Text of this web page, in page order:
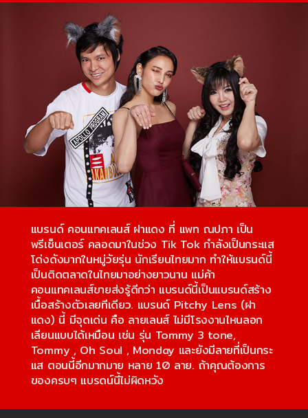
แบรนด์ คอนแทคเลนส์ ฝาแดง ที่ แพท ณปภา เป็น
พรีเซ็นเตอร์ คลอดมาในช่วง Tik Tok กำลังเป็นกระแส
โด่งดังมากในหมู่วัยรุ่น นักเรียนไทยมาก ทำให้แบรนด์นี้
เป็นติดตลาดในไทยมาอย่างยาวนาน แม่ค้า
คอนแทคเลนส์ขายส่งรู้ดีกว่า แบรนด์นี้เป็นแบรนด์สร้าง
เนื้อสร้างตัวเลยทีเดียว. แบรนด์ Pitchy Lens (ฝา
แดง) นี้ มีจุดเด่น คือ ลายเลนส์ ไม่มีโรงงานไหนลอก
เลียนแบบได้เหมือน เช่น รุ่น Tommy 3 tone,
Tommy , Oh Soul , Monday และยังมีลายที่เป็นกระ
แส ตอนนี้อีกมากมาย หลาย 10 ลาย. ถ้าคุณต้องการ
ของครบๆ แบรดน์นี้ไม่ผิดหวัง